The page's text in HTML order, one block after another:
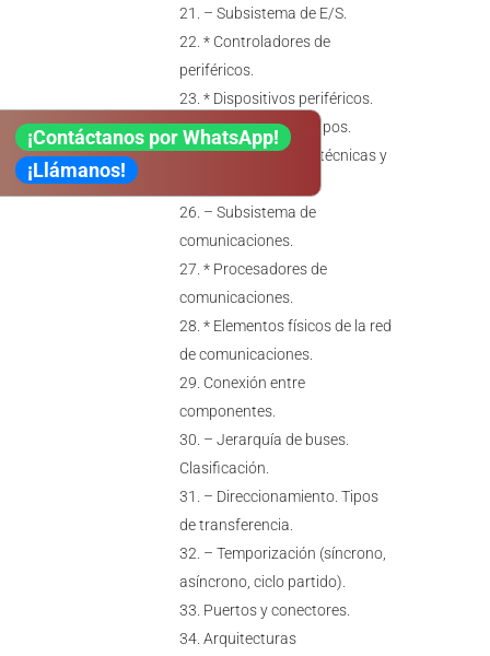
– Subsistema de E/S.
* Controladores de
periféricos.
* Dispositivos periféricos.
* Clasificación y tipos.
* Características técnicas y
– Subsistema de
comunicaciones.
* Procesadores de
comunicaciones.
* Elementos físicos de la red
de comunicaciones.
Conexión entre
componentes.
– Jerarquía de buses.
Clasificación.
– Direccionamiento. Tipos
de transferencia.
– Temporización (síncrono,
asíncrono, ciclo partido).
Puertos y conectores.
Arquitecturas
¡Contáctanos por WhatsApp!
¡Llámanos!